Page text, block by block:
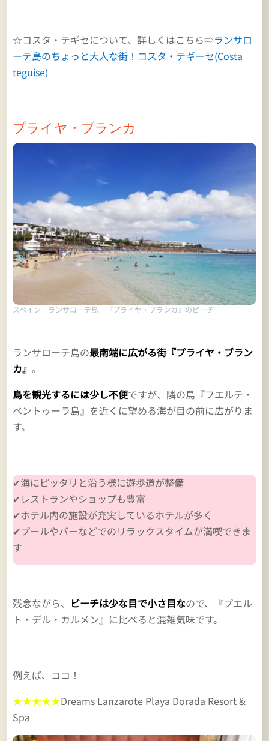
☆コスタ・テギセについて、詳しくはこちら⇨ランサロ
ーテ島のちょっと大人な街！コスタ・テギーセ(Costa
teguise)
プライヤ・ブランカ
スペイン ランサローテ島 『プライヤ・ブランカ』のビーチ
ランサローテ島の最南端に広がる街『プライヤ・ブラン
カ』。
島を観光するには少し不便ですが、隣の島『フエルテ・
ベントゥーラ島』を近くに望める海が目の前に広がりま
す。
✔海にピッタリと沿う様に遊歩道が整備
✔レストランやショップも豊富
✔ホテル内の施設が充実しているホテルが多く
✔プールやバーなどでのリラックスタイムが満喫できま
す
残念ながら、 ビーチは少な目で小さ目なので、『プエル
ト・デル・カルメン』に比べると混雑気味です。
例えば、ココ！
★★★★★Dreams Lanzarote Playa Dorada Resort &
Spa